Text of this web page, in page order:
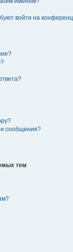
войти на
сообщения?
тем